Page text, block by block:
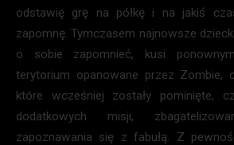
odstawię grę na półkę i na jakiś
zapomnę. Tymczasem najnowsze
o sobie zapomnieć, kusi
terytorium opanowane przez Zombie,
które wcześniej zostały pominięte,
dodatkowych misji,
zapoznawania się z fabułą. Z